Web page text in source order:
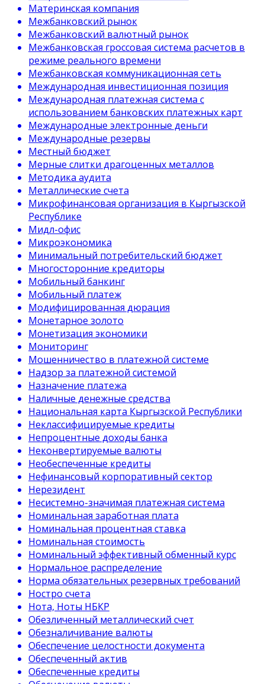
Материнская компания
Межбанковский рынок
Межбанковский валютный рынок
Межбанковская гроссовая система расчетов в
режиме реального времени
Межбанковская коммуникационная сеть
Международная инвестиционная позиция
Международная платежная система с
использованием банковских платежных карт
Международные электронные деньги
Международные резервы
Местный бюджет
Мерные слитки драгоценных металлов
Методика аудита
Металлические счета
Микрофинансовая организация в Кыргызской
Республике
Мидл-офис
Микроэкономика
Минимальный потребительский бюджет
Многосторонние кредиторы
Мобильный банкинг
Мобильный платеж
Модифицированная дюрация
Монетарное золото
Монетизация экономики
Мониторинг
Мошенничество в платежной системе
Надзор за платежной системой
Назначение платежа
Наличные денежные средства
Национальная карта Кыргызской Республики
Неклассифицируемые кредиты
Непроцентные доходы банка
Неконвертируемые валюты
Необеспеченные кредиты
Нефинансовый корпоративный сектор
Нерезидент
Несистемно-значимая платежная система
Номинальная заработная плата
Номинальная процентная ставка
Номинальная стоимость
Номинальный эффективный обменный курс
Нормальное распределение
Норма обязательных резервных требований
Ностро счета
Нота, Ноты НБКР
Обезличенный металлический счет
Обезналичивание валюты
Обеспечение целостности документа
Обеспеченный актив
Обеспеченные кредиты